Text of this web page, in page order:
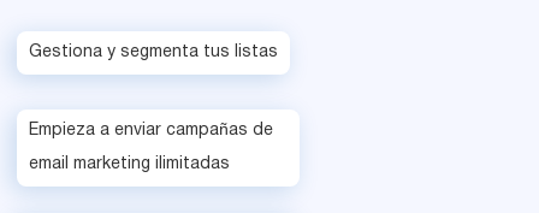
Gestiona y segmenta tus listas
Empieza a enviar campañas de
email marketing ilimitadas